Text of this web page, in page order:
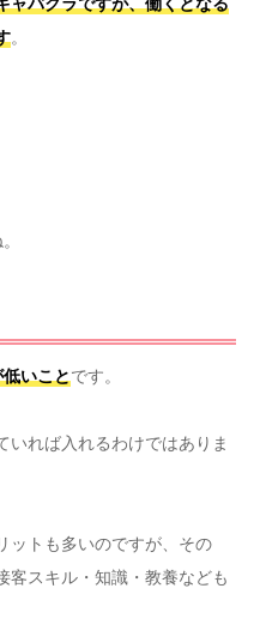
。
いことです。
いれば入れるわけではありま
ットも多いのですが、その
客スキル・知識・教養なども